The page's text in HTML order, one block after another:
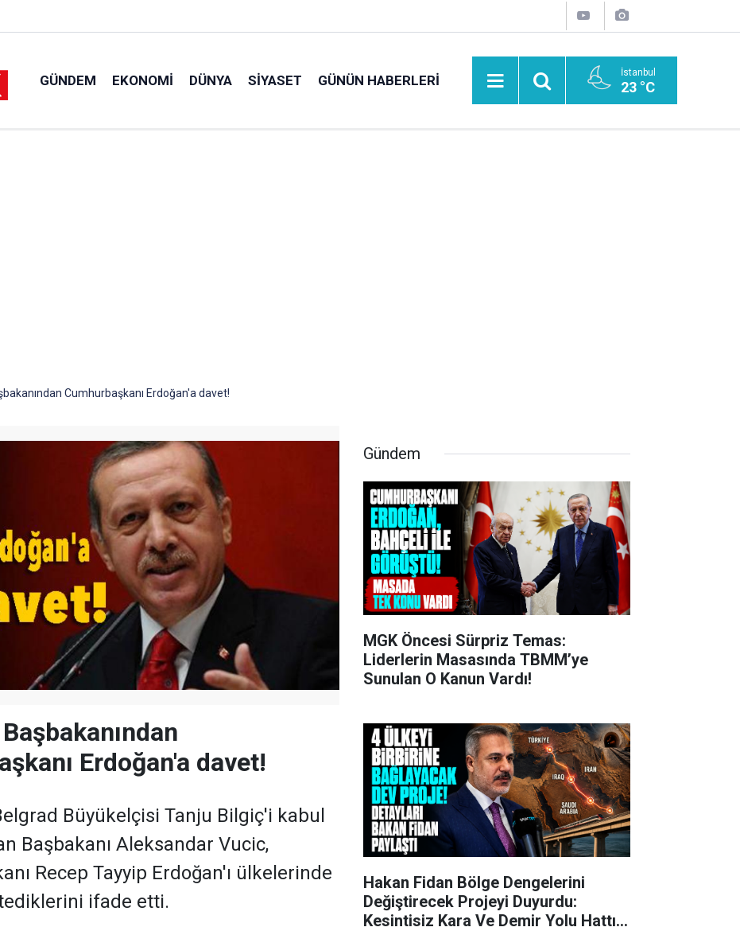
GÜNDEM EKONOMI DÜNYA SIYASET GÜNÜN HABERLERI İstanbul
23 °C
Cumhurbaşkanı Erdoğan'a davet!
Erdoğan'a davet!
Büyükelçisi Tanju Bilgiç'i kabul
Başbakanı Aleksandar Vucic,
Recep Tayyip Erdoğan'ı ülkelerinde
ifade etti.
Gündem
MGK Öncesi Sürpriz Temas:
Liderlerin Masasında TBMM’ye
Sunulan O Kanun Vardı!
Hakan Fidan Bölge Dengelerini
Değiştirecek Projeyi Duyurdu:
Kesintisiz Kara Ve Demir Yolu Hattı